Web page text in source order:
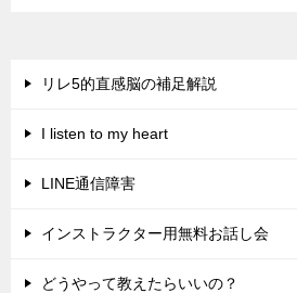
リレ5的直感脳の補足解説
I listen to my heart
LINE通信障害
インストラクター用無料お話し会
どうやって教えたらいいの？